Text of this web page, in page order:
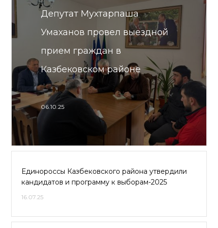
Депутат Мухтарпаша
Умаханов провел выездной
прием граждан в
Казбековском районе
06.10.25
Единороссы Казбековского района утвердили
кандидатов и программу к выборам-2025
16.07.25